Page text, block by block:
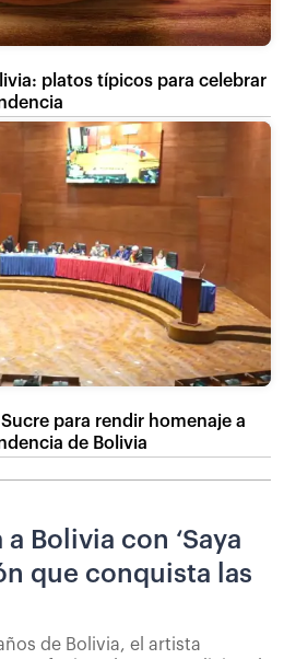
platos típicos para celebrar
para rendir homenaje a
de Bolivia
Bolivia con ‘Saya
que conquista las
de Bolivia, el artista